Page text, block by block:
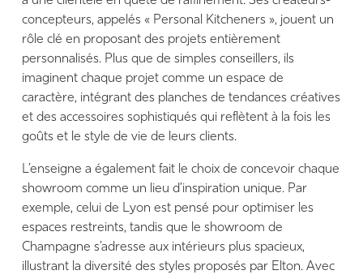
concepteurs, appelés « Personal Kitcheners », jouent un
rôle clé en proposant des projets entièrement
personnalisés. Plus que de simples conseillers, ils
imaginent chaque projet comme un espace de
caractère, intégrant des planches de tendances créatives
et des accessoires sophistiqués qui reflètent à la fois les
goûts et le style de vie de leurs clients.
L’enseigne a également fait le choix de concevoir chaque
showroom comme un lieu d’inspiration unique. Par
exemple, celui de Lyon est pensé pour optimiser les
espaces restreints, tandis que le showroom de
Champagne s’adresse aux intérieurs plus spacieux,
illustrant la diversité des styles proposés par Elton. Avec